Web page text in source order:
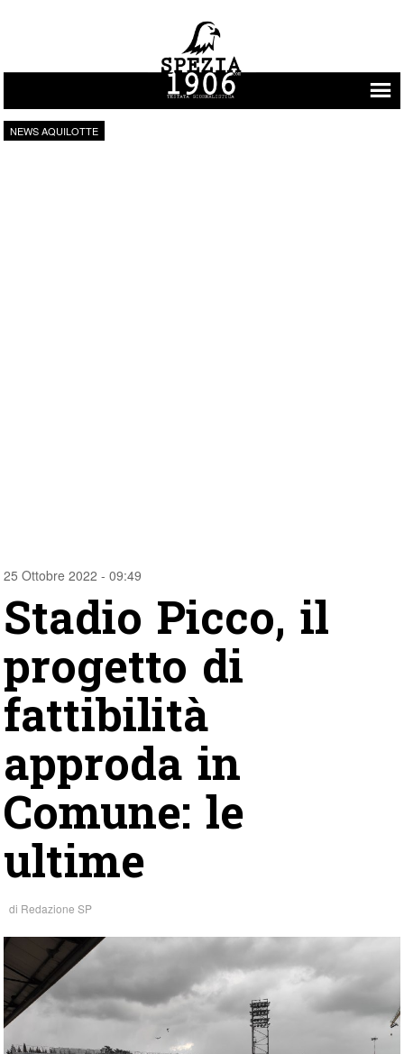
Vai al contenuto
NEWS AQUILOTTE
25 Ottobre 2022 - 09:49
Stadio Picco, il
progetto di
fattibilità
approda in
Comune: le
ultime
di Redazione SP